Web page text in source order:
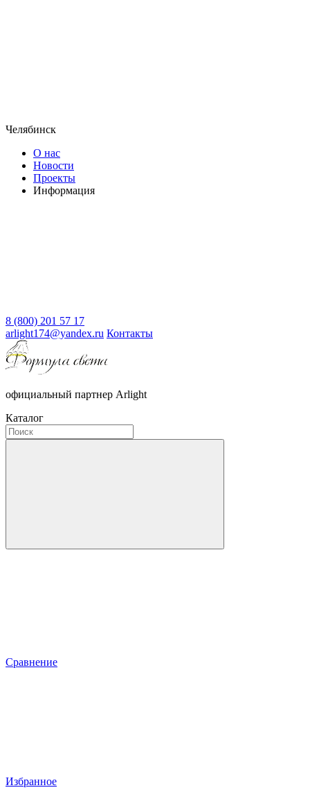
Челябинск
О нас
Новости
Проекты
Информация
8 (800) 201 57 17
arlight174@yandex.ru Контакты
официальный партнер Arlight
Каталог
Сравнение
Избранное